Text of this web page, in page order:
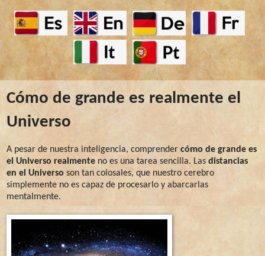
Cómo de grande es realmente el
Universo
A pesar de nuestra inteligencia, comprender cómo de grande es
el Universo realmente no es una tarea sencilla. Las distancias
en el Universo son tan colosales, que nuestro cerebro
simplemente no es capaz de procesarlo y abarcarlas
mentalmente.